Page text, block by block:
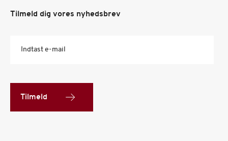
Tilmeld dig vores nyhedsbrev
Indtast e-mail
Tilmeld